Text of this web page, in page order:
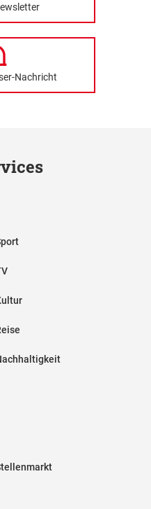
Nachricht